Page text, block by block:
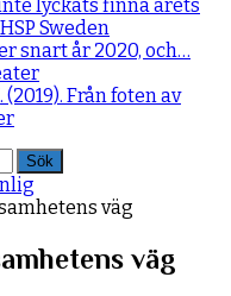
lyckats finna årets
Sweden
snart år 2020, och…
(2019). Från foten av
väg
väg